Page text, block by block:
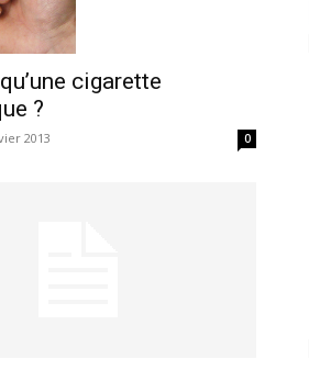
cigarette
?
2013 0